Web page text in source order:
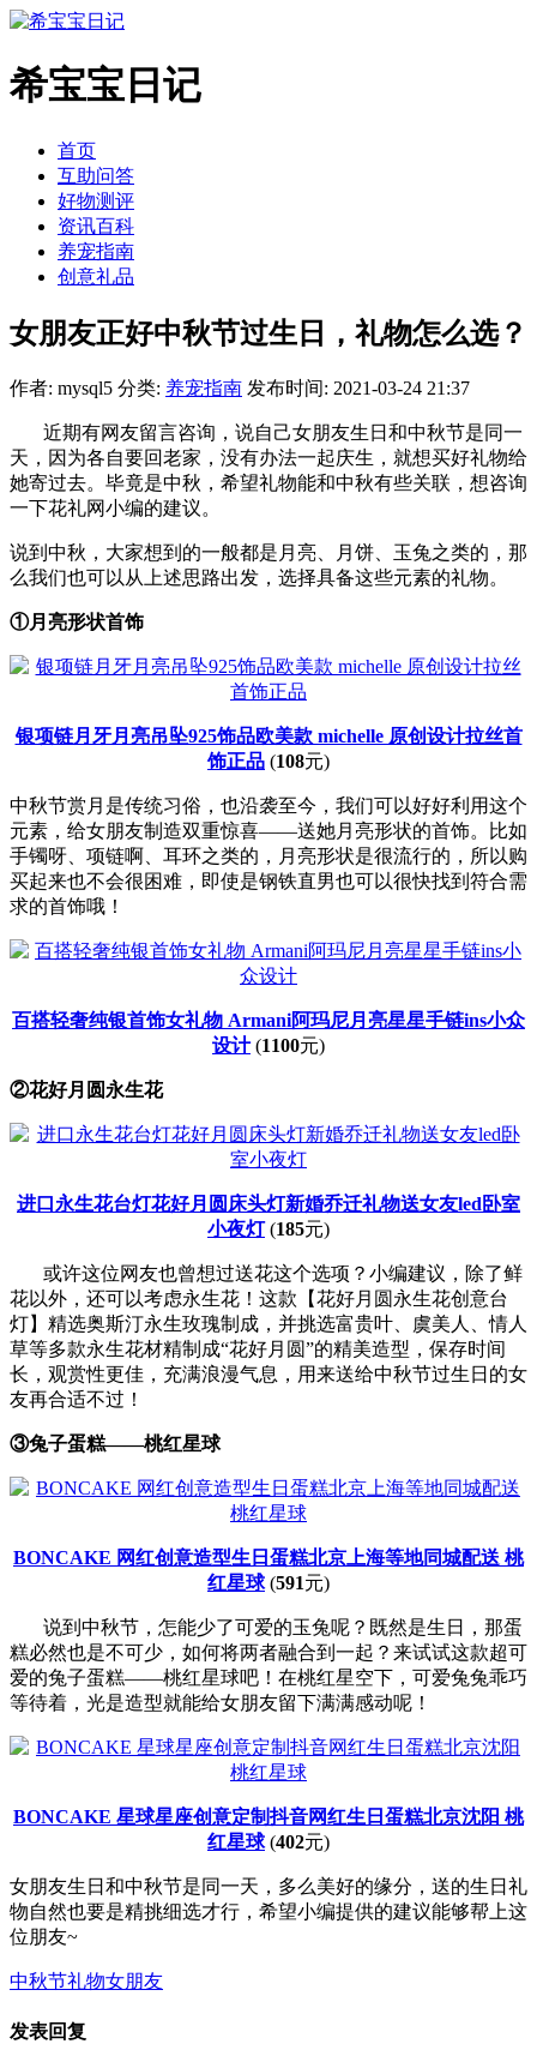
希宝宝日记
首页
互助问答
好物测评
资讯百科
养宠指南
创意礼品
女朋友正好中秋节过生日，礼物怎么选？
作者: mysql5 分类: 养宠指南 发布时间: 2021-03-24 21:37
近期有网友留言咨询，说自己女朋友生日和中秋节是同一
天，因为各自要回老家，没有办法一起庆生，就想买好礼物给
她寄过去。毕竟是中秋，希望礼物能和中秋有些关联，想咨询
一下花礼网小编的建议。
说到中秋，大家想到的一般都是月亮、月饼、玉兔之类的，那
么我们也可以从上述思路出发，选择具备这些元素的礼物。
①月亮形状首饰
银项链月牙月亮吊坠925饰品欧美款 michelle 原创设计拉丝首
饰正品 (108元)
中秋节赏月是传统习俗，也沿袭至今，我们可以好好利用这个
元素，给女朋友制造双重惊喜——送她月亮形状的首饰。比如
手镯呀、项链啊、耳环之类的，月亮形状是很流行的，所以购
买起来也不会很困难，即使是钢铁直男也可以很快找到符合需
求的首饰哦！
百搭轻奢纯银首饰女礼物 Armani阿玛尼月亮星星手链ins小众
设计(1100元)
②花好月圆永生花
进口永生花台灯花好月圆床头灯新婚乔迁礼物送女友led卧室
小夜灯(185元)
或许这位网友也曾想过送花这个选项？小编建议，除了鲜
花以外，还可以考虑永生花！这款【花好月圆永生花创意台
灯】精选奥斯汀永生玫瑰制成，并挑选富贵叶、虞美人、情人
草等多款永生花材精制成“花好月圆”的精美造型，保存时间
长，观赏性更佳，充满浪漫气息，用来送给中秋节过生日的女
友再合适不过！
③兔子蛋糕——桃红星球
BONCAKE 网红创意造型生日蛋糕北京上海等地同城配送 桃
红星球(591元)
说到中秋节，怎能少了可爱的玉兔呢？既然是生日，那蛋
糕必然也是不可少，如何将两者融合到一起？来试试这款超可
爱的兔子蛋糕——桃红星球吧！在桃红星空下，可爱兔兔乖巧
等待着，光是造型就能给女朋友留下满满感动呢！
BONCAKE 星球星座创意定制抖音网红生日蛋糕北京沈阳 桃
红星球(402元)
女朋友生日和中秋节是同一天，多么美好的缘分，送的生日礼
物自然也要是精挑细选才行，希望小编提供的建议能够帮上这
位朋友~
中秋节礼物女朋友
发表回复